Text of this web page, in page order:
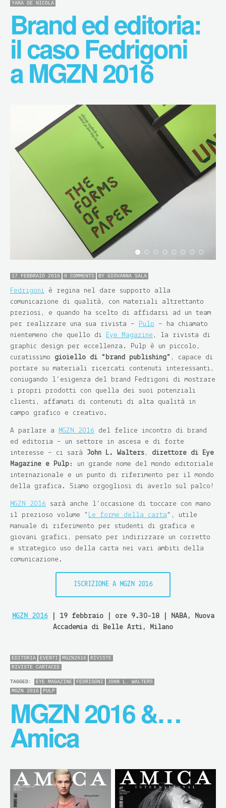
YARA DE NICOLA
Brand ed editoria:
il caso Fedrigoni
a MGZN 2016
17 FEBBRAIO 2016 0 COMMENTS BY GIOVANNA SALA
Fedrigoni è regina nel dare supporto alla
comunicazione di qualità, con materiali altrettanto
preziosi, e quando ha scelto di affidarsi ad un team
per realizzare una sua rivista – Pulp – ha chiamato
nientemeno che quello di Eye Magazine , la rivista di
graphic design per eccellenza. Pulp è un piccolo,
curatissimo gioiello di “brand publishing” , capace di
portare su materiali ricercati contenuti interessanti,
coniugando l’esigenza del brand Fedrigoni di mostrare
i propri prodotti con quella dei suoi potenziali
clienti, affamati di contenuti di alta qualità in
campo grafico e creativo.
A parlare a MGZN 2016 del felice incontro di brand
ed editoria – un settore in ascesa e di forte
interesse – ci sarà John L. Walters , direttore di Eye
Magazine e Pulp : un grande nome del mondo editoriale
internazionale e un punto di riferimento per il mondo
della grafica. Siamo orgogliosi di averlo sul palco!
MGZN 2016 sarà anche l’occasione di toccare con mano
il prezioso volume “ Le forme della carta“, utile
manuale di riferimento per studenti di grafica e
giovani grafici, pensato per indirizzare un corretto
e strategico uso della carta nei vari ambiti della
comunicazione.
ISCRIZIONE A MGZN 2016
MGZN 2016| 19 febbraio | ore 9.30-18 | NABA, Nuova
Accademia di Belle Arti, Milano
EDITORIA EVENTI MGZN2016
RIVISTE
RIVISTE CARTACEE
TAGGED: EYE MAGAZINE FEDRIGONI
JOHN L. WALTERS
MGZN 2016
PULP
MGZN 2016 &…
Amica